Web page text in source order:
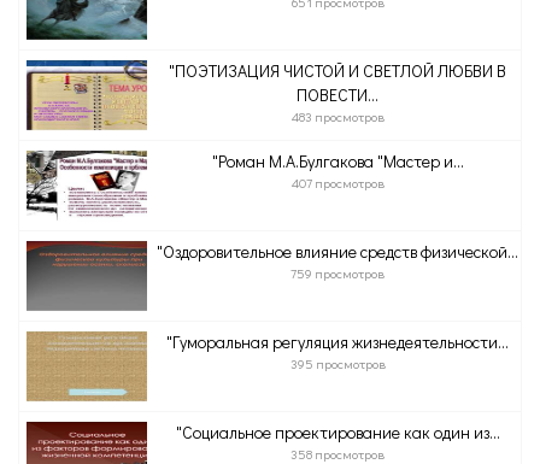
"ПОЭТИЗАЦИЯ ЧИСТОЙ И СВЕТЛОЙ ЛЮБВИ В
ПОВЕСТИ...
483 просмотров
"Роман М.А.Булгакова "Мастер и...
407 просмотров
"Оздоровительное влияние средств физической...
759 просмотров
"Гуморальная регуляция жизнедеятельности...
395 просмотров
"Социальное проектирование как один из...
358 просмотров